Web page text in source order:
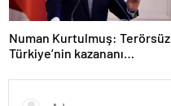
Numan Kurtulmuş: Terörsüz
Türkiye’nin kazananı